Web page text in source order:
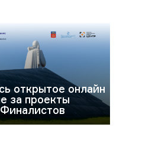
открытое онлайн
за проекты